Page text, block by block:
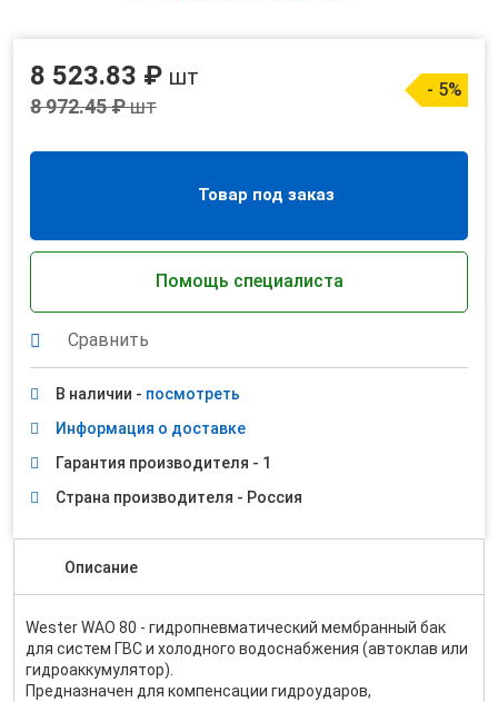
8 523.83 ₽ шт
8 972.45 ₽шт
- 5%
Товар под заказ
Помощь специалиста
Сравнить
В наличии - посмотреть
Информация о доставке
Гарантия производителя - 1
Страна производителя - Россия
Описание
Wester WAO 80 - гидропневматический мембранный бак
для систем ГВС и холодного водоснабжения (автоклав или
гидроаккумулятор).
Предназначен для компенсации гидроударов,